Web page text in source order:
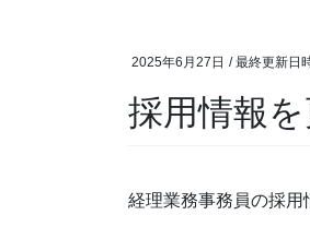
2025年6月27日 / 最終更新日
採用情報を
経理業務事務員の採用